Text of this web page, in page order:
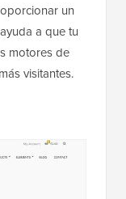
un
a que tu
motores de
visitantes.